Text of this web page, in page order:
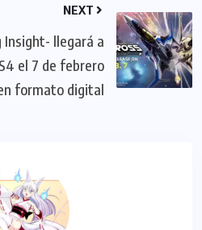
NEXT
Insight- llegará a
el 7 de febrero
formato digital